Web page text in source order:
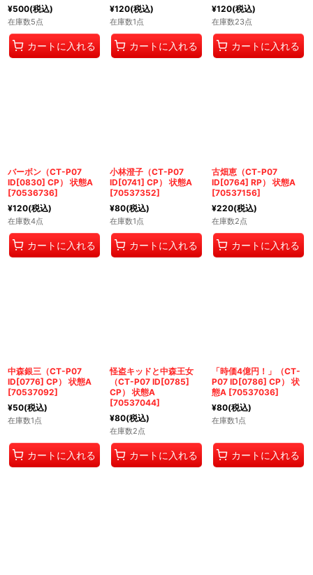
¥500(税込)
在庫数5点
カートに入れる
¥120(税込)
在庫数1点
カートに入れる
¥120(税込)
在庫数23点
カートに入れる
バーボン（CT-P07
ID[0830] CP） 状態A
[70536736]
¥120(税込)
在庫数4点
カートに入れる
小林澄子（CT-P07
ID[0741] CP） 状態A
[70537352]
¥80(税込)
在庫数1点
カートに入れる
古畑恵（CT-P07
ID[0764] RP） 状態A
[70537156]
¥220(税込)
在庫数2点
カートに入れる
中森銀三（CT-P07
ID[0776] CP） 状態A
[70537092]
¥50(税込)
在庫数1点
カートに入れる
怪盗キッドと中森王女
（CT-P07 ID[0785]
CP） 状態A
[70537044]
¥80(税込)
在庫数2点
カートに入れる
「時価4億円！」（CT-
P07 ID[0786] CP） 状
態A [70537036]
¥80(税込)
在庫数1点
カートに入れる